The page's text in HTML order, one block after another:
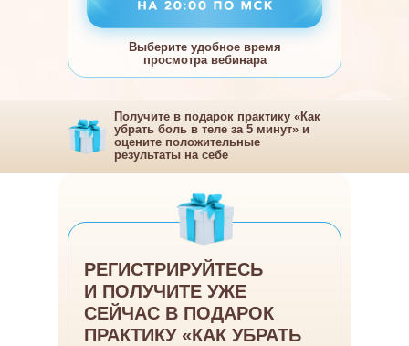
Получите в подарок практику «Как
убрать боль в теле за 5 минут» и
оцените положительные
результаты на себе
Выберите удобное время
просмотра вебинара
В ТЕЛЕ ЗА 5 МИНУТ»
РЕГИСТРИРУЙТЕСЬ
И ПОЛУЧИТЕ УЖЕ
СЕЙЧАС В ПОДАРОК
ПРАКТИКУ «КАК УБРАТЬ